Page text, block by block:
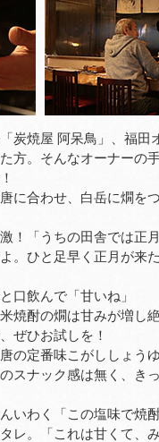
炭焼屋 阿呆鳥」、福田
方。そんなオーナーの
に合わせ、白岳に燗を
！「うちの田舎では正
。ひと足早く正月が来
口飲んで「甘いね」
焼酎の燗は甘みが増し
ぜひお試しを！
の定番味こがししょう
スナック感は無く、き
いわく「この塩味で焼
レ。「これは甘くて、